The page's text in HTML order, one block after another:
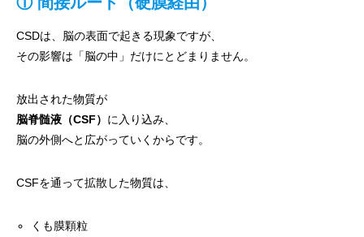
CSDは、脳の表面で起きる現象ですが、
その影響は「脳の中」だけにとどまりません。
放出された物質が
脳脊髄液（CSF） に入り込み、
脳の外側へと広がっていくからです。
CSFを通って拡散した物質は、
くも膜顆粒